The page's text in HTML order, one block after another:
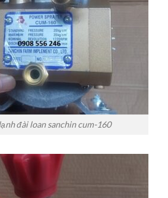
đài loan sanchin cum-160